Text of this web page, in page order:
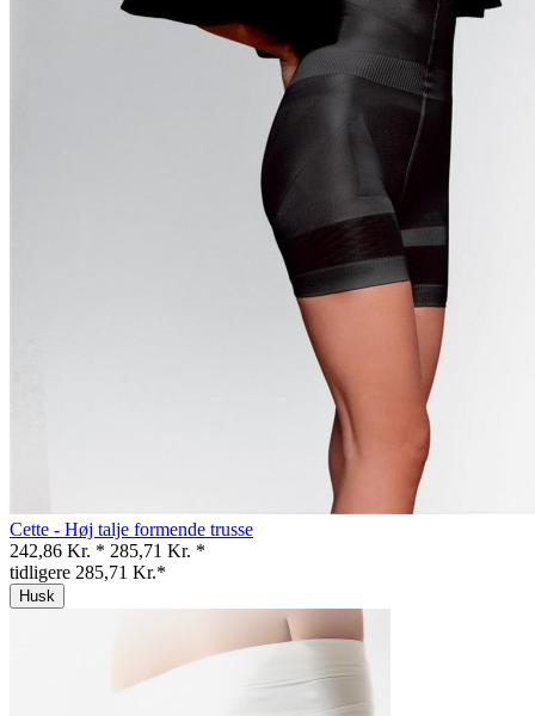
Cette - Høj talje formende trusse
242,86 Kr. * 285,71 Kr. *
tidligere 285,71 Kr.*
Husk